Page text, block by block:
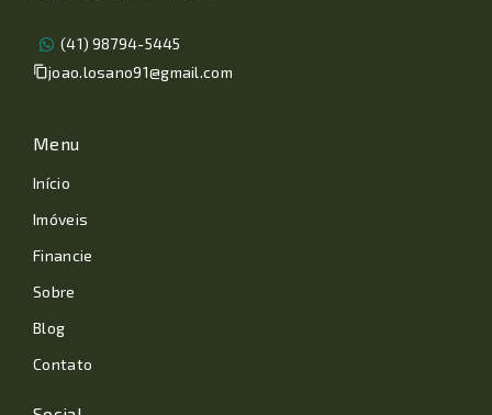
(41) 98794-5445
joao.losano91@gmail.com
Menu
Início
Imóveis
Financie
Sobre
Blog
Contato